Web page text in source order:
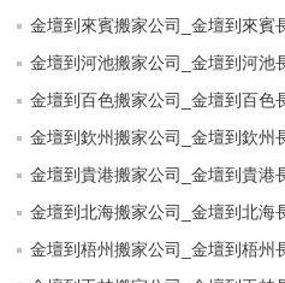
金壇到來賓搬家公司_金壇到來賓
金壇到河池搬家公司_金壇到河池
金壇到百色搬家公司_金壇到百色
金壇到欽州搬家公司_金壇到欽州
金壇到貴港搬家公司_金壇到貴港
金壇到北海搬家公司_金壇到北海
金壇到梧州搬家公司_金壇到梧州